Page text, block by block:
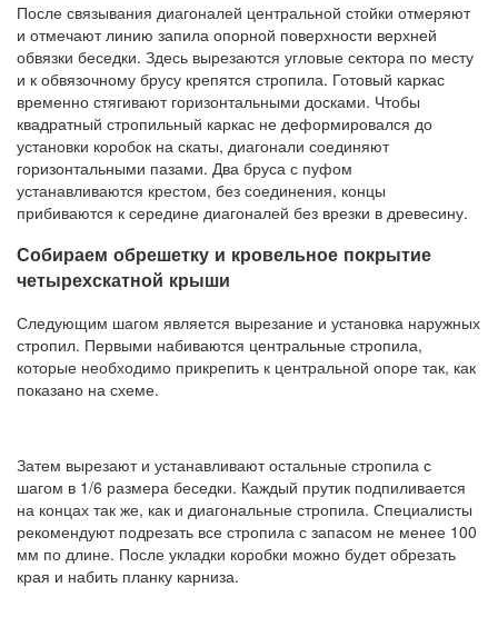
После связывания диагоналей центральной стойки отмеряют
и отмечают линию запила опорной поверхности верхней
обвязки беседки. Здесь вырезаются угловые сектора по месту
и к обвязочному брусу крепятся стропила. Готовый каркас
временно стягивают горизонтальными досками. Чтобы
квадратный стропильный каркас не деформировался до
установки коробок на скаты, диагонали соединяют
горизонтальными пазами. Два бруса с пуфом
устанавливаются крестом, без соединения, концы
прибиваются к середине диагоналей без врезки в древесину.
Собираем обрешетку и кровельное покрытие
четырехскатной крыши
Следующим шагом является вырезание и установка наружных
стропил. Первыми набиваются центральные стропила,
которые необходимо прикрепить к центральной опоре так, как
показано на схеме.
Затем вырезают и устанавливают остальные стропила с
шагом в 1/6 размера беседки. Каждый прутик подпиливается
на концах так же, как и диагональные стропила. Специалисты
рекомендуют подрезать все стропила с запасом не менее 100
мм по длине. После укладки коробки можно будет обрезать
края и набить планку карниза.